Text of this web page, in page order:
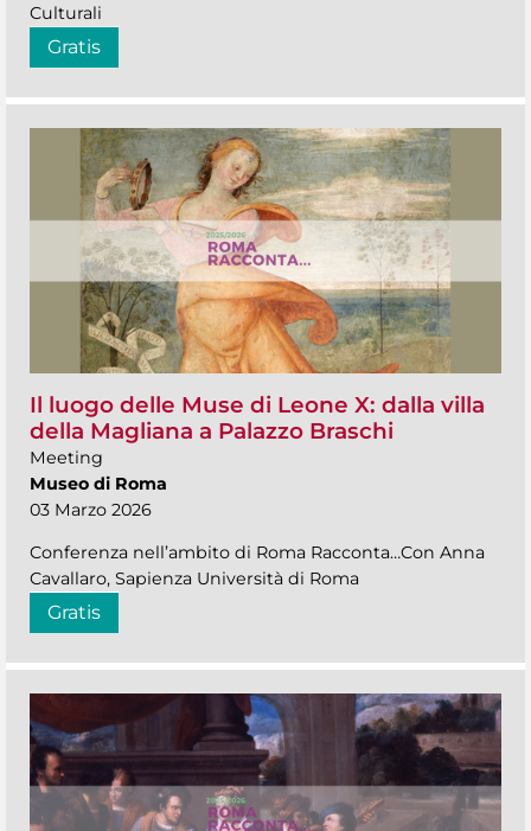
Culturali
Gratis
Il luogo delle Muse di Leone X: dalla villa
della Magliana a Palazzo Braschi
Meeting
Museo di Roma
03 Marzo 2026
Conferenza nell’ambito di Roma Racconta…Con Anna
Cavallaro, Sapienza Università di Roma
Gratis